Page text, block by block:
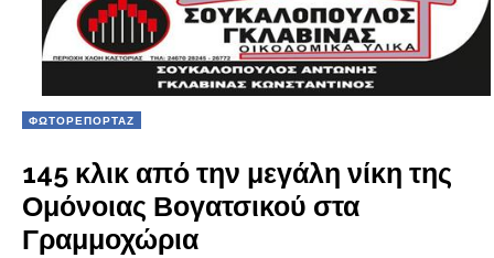
ΦΩΤΟΡΕΠΟΡΤΑΖ
145 κλικ από την μεγάλη νίκη της
Ομόνοιας Βογατσικού στα
Γραμμοχώρια